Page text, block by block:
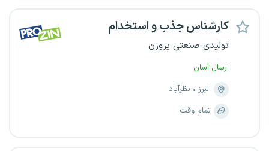
کارشناس جذب و استخدام
تولیدی صنعتی پروزن
ارسال آسان
البرز
نظرآباد
تمام وقت